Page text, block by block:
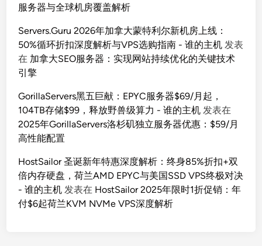
服务器与全球机房覆盖解析
Servers.Guru 2026年加拿大蒙特利尔新机房上线：
50%循环折扣深度解析与VPS选购指南 - 谁的主机 发表
在 加拿大SEO服务器：实现网站持续优化的关键技术
引擎
GorillaServers黑五巨献：EPYC服务器$69/月起，
104TB存储$99，释放野兽级算力 - 谁的主机 发表在
2025年GorillaServers洛杉矶独立服务器优惠：$59/月
高性能配置
HostSailor 圣诞新年特惠深度解析：终身85%折扣+双
倍内存硬盘，荷兰AMD EPYC与美国SSD VPS终极对决
- 谁的主机 发表在 HostSailor 2025年限时1折促销：年
付$6起荷兰KVM NVMe VPS深度解析